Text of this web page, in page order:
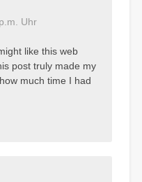
Uhr
like this web
post truly made my
much time I had